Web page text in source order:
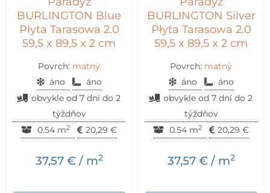
BURLINGTON Blue
Płyta Tarasowa 2.0
59,5 x 89,5 x 2 cm
Povrch: matný
áno
áno
obvykle od 7 dní do 2
týždňov
0.54 m2 20,29 €
37,57 €/ m2
BURLINGTON Silver
Płyta Tarasowa 2.0
59,5 x 89,5 x 2 cm
Povrch: matný
áno
áno
obvykle od 7 dní do 2
týždňov
0.54 m2 20,29 €
37,57 €/ m2